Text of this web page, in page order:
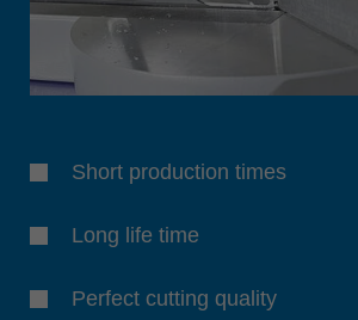
Short production times
Long life time
Perfect cutting quality